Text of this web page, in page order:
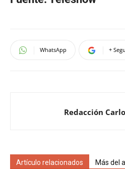
WhatsApp +
Redacción
Artículo relacionados Más del